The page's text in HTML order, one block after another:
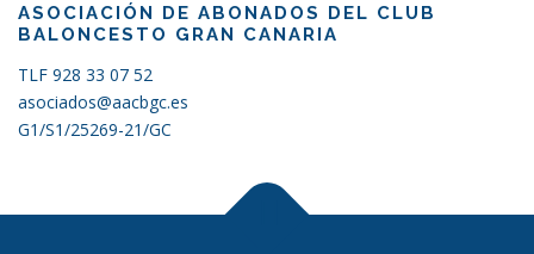
ASOCIACIÓN DE ABONADOS DEL CLUB
BALONCESTO GRAN CANARIA
TLF 928 33 07 52
asociados@aacbgc.es
G1/S1/25269-21/GC